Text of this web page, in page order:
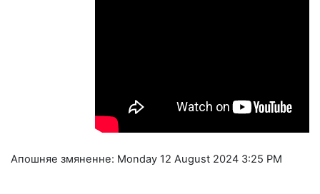
Апошняе змяненне: Monday 12 August 2024 3:25 PM